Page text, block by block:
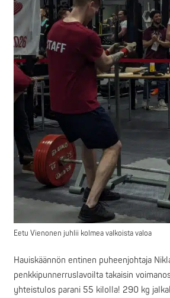
Eetu Vienonen juhlii kolmea valkoista valoa
Hauiskäännön entinen puheenjohtaja
penkkipunnerruslavoilta takaisin
yhteistulos parani 55 kilolla! 290 kg